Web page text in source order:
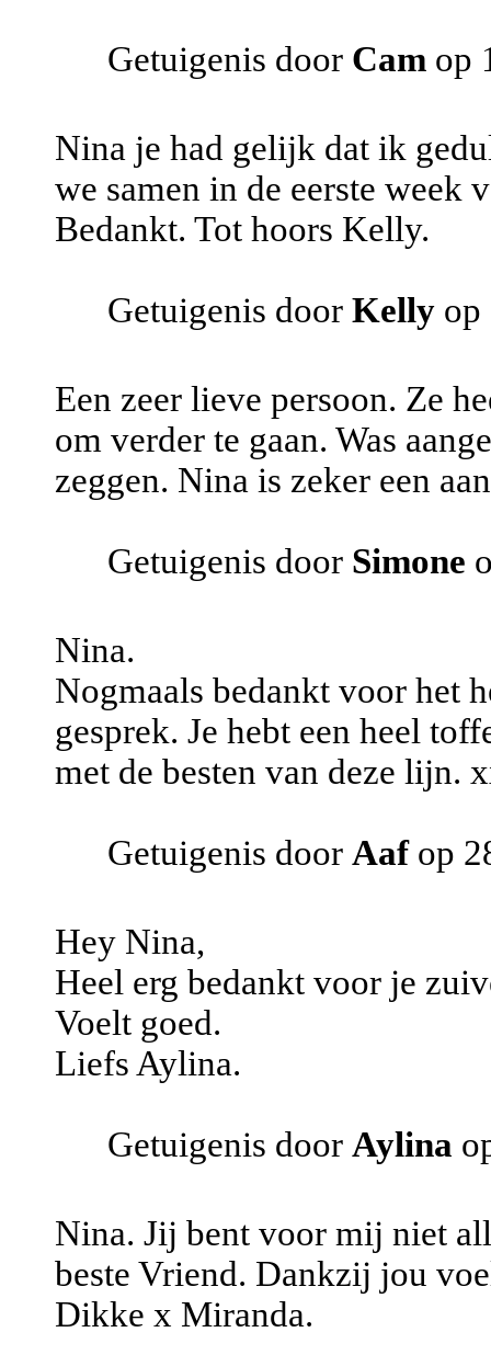
Getuigenis door Cam op
Nina je had gelijk dat ik
we samen in de eerste week
Bedankt. Tot hoors Kelly.
Getuigenis door Kelly op
Een zeer lieve persoon. Ze
om verder te gaan. Was
zeggen. Nina is zeker een
Getuigenis door Simone
Nina.
Nogmaals bedankt voor het
gesprek. Je hebt een heel
met de besten van deze lijn.
Getuigenis door Aafop
Hey Nina,
Heel erg bedankt voor je
Voelt goed.
Liefs Aylina.
Getuigenis door Aylina
Nina. Jij bent voor mij niet
beste Vriend. Dankzij jou
Dikke x Miranda.